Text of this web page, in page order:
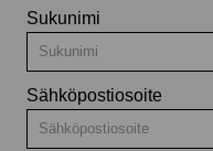
Sukunimi
Sähköpostiosoite